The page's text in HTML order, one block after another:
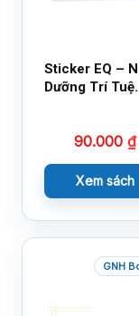
Sticker EQ –
Dưỡng Trí Tuệ
Cùng 150
90.000₫
Xem sách
GNH